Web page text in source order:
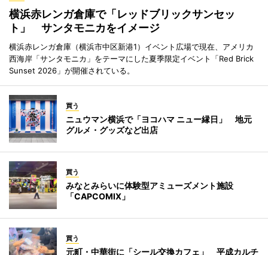
横浜赤レンガ倉庫で「レッドブリックサンセッ
ト」 サンタモニカをイメージ
横浜赤レンガ倉庫（横浜市中区新港1）イベント広場で現在、アメリカ
西海岸「サンタモニカ」をテーマにした夏季限定イベント「Red Brick
Sunset 2026」が開催されている。
買う
ニュウマン横浜で「ヨコハマ ニュー縁日」 地元
グルメ・グッズなど出店
買う
みなとみらいに体験型アミューズメント施設
「CAPCOMIX」
買う
元町・中華街に「シール交換カフェ」 平成カルチ